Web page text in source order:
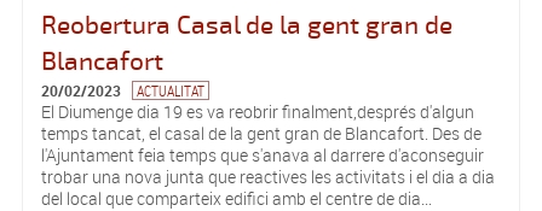
Reobertura Casal de la gent gran de
Blancafort
20/02/2023 ACTUALITAT
El Diumenge dia 19 es va reobrir finalment,després d'algun
temps tancat, el casal de la gent gran de Blancafort. Des de
l'Ajuntament feia temps que s'anava al darrere d'aconseguir
trobar una nova junta que reactives les activitats i el dia a dia
del local que comparteix edifici amb el centre de dia...